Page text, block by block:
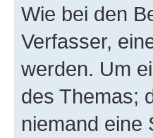
Wie bei den
Verfasser,
werden. Um
des Themas;
niemand eine